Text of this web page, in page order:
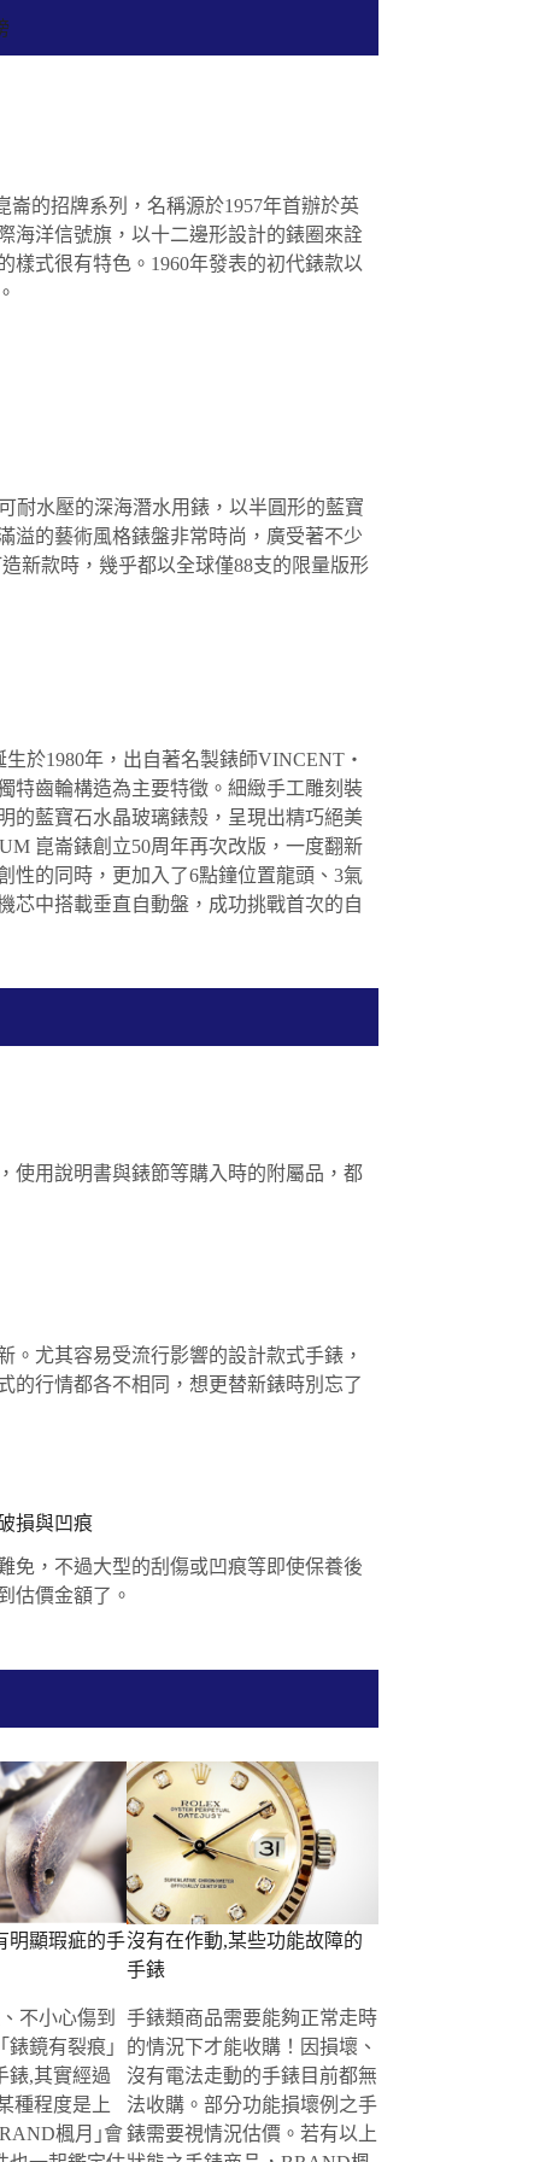
崙的招牌系列，名稱源於1957年首辦於英
海洋信號旗，以十二邊形設計的錶圈來詮
樣式很有特色。1960年發表的初代錶款以
耐水壓的深海潛水用錶，以半圓形的藍寶
溢的藝術風格錶盤非常時尚，廣受著不少
新款時，幾乎都以全球僅88支的限量版形
於1980年，出自著名製錶師VINCENT・
特齒輪構造為主要特徵。細緻手工雕刻裝
的藍寶石水晶玻璃錶殼，呈現出精巧絕美
崑崙錶創立50周年再次改版，一度翻新
性的同時，更加入了6點鐘位置龍頭、3氣
芯中搭載垂直自動盤，成功挑戰首次的自
使用說明書與錶節等購入時的附屬品，都
。尤其容易受流行影響的設計款式手錶，
的行情都各不相同，想更替新錶時別忘了
損與凹痕
免，不過大型的刮傷或凹痕等即使保養後
估價金額了。
明顯瑕疵的手
不小心傷到
錶鏡有裂痕｣
錶,其實經過
種程度是上
楓月｣會
沒有在作動,某些功能故障的
手錶
手錶類商品需要能夠正常走時
的情況下才能收購！因損壞、
沒有電法走動的手錶目前都無
法收購。部分功能損壞例之手
錶需要視情況估價。若有以上